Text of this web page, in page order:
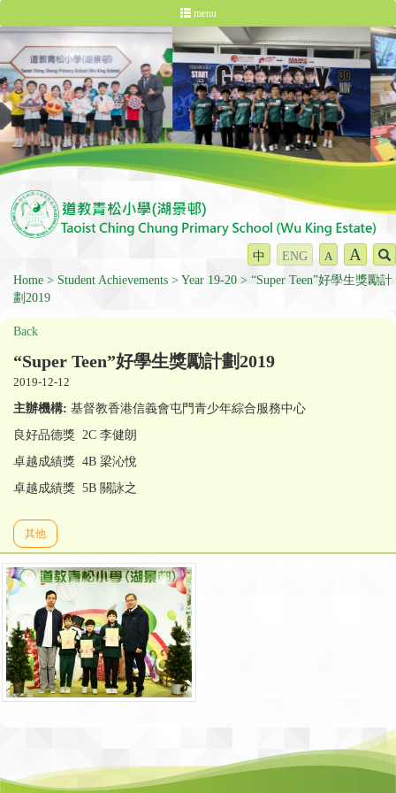
menu
中 ENG A A
Home Student Achievements Year 19-20
“Super Teen”好學生獎勵計
劃2019
Back
“Super Teen”好學生獎勵計劃2019
2019-12-12
主辦機構: 基督教香港信義會屯門青少年綜合服務中心
良好品德獎 2C 李健朗
卓越成績獎 4B 梁沁悅
卓越成績獎 5B 關詠之
其他